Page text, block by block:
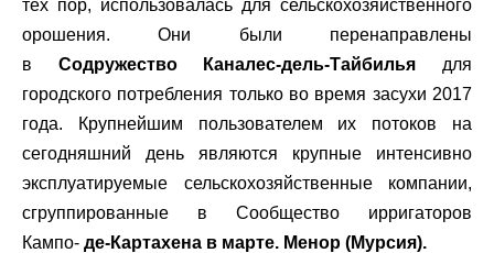
тех пор, использовалась для сельскохозяйственного
орошения. Они были перенаправлены
в Содружество Каналес-дель-Тайбилья для
городского потребления только во время засухи 2017
года. Крупнейшим пользователем их потоков на
сегодняшний день являются крупные интенсивно
эксплуатируемые сельскохозяйственные компании,
сгруппированные в Сообщество ирригаторов
Кампо- де-Картахена в марте. Менор (Мурсия).